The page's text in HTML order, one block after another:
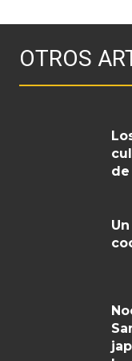
OTROS
de